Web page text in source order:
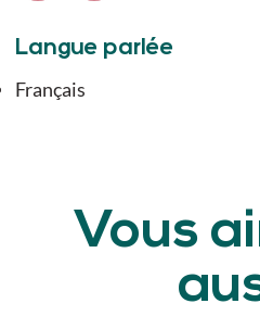
Langue parlée
Français
Vous